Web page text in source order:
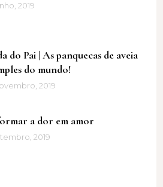
2019
do Pai | As panquecas de aveia
do mundo!
2019
a dor em amor
2019